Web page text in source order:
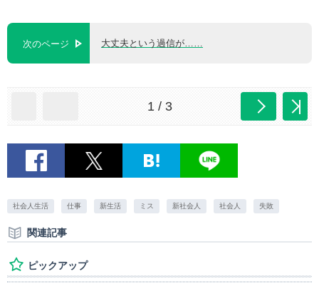
次のページ 大丈夫という過信が……
1 / 3
社会人生活 仕事 新生活 ミス 新社会人 社会人 失敗
関連記事
ピックアップ